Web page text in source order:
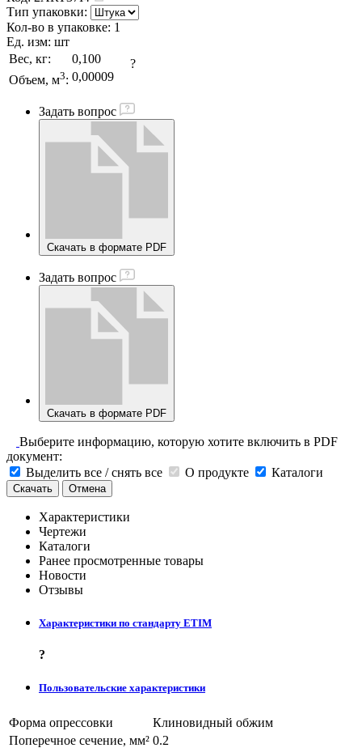
Тип упаковки:
Кол-во в упаковке: 1
Ед. изм: шт
Вес, кг:
0,100
Объем, м3: 0,00009
?
Задать вопрос
Скачать в формате PDF
Задать вопрос
Скачать в формате PDF
Выберите информацию, которую хотите включить в PDF
документ:
Выделить все / снять все
О продукте Каталоги
Скачать Отмена
Характеристики
Чертежи
Каталоги
Ранее просмотренные товары
Новости
Отзывы
Характеристики по стандарту ETIM
?
Пользовательские характеристики
Форма опрессовки
Клиновидный обжим
Поперечное сечение, мм² 0.2